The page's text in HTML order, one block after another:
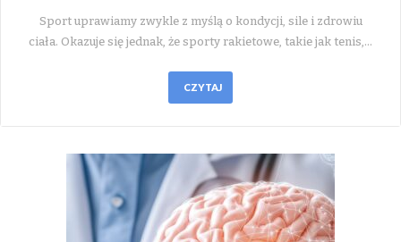
Sport uprawiamy zwykle z myślą o kondycji, sile i zdrowiu
ciała. Okazuje się jednak, że sporty rakietowe, takie jak tenis,…
CZYTAJ